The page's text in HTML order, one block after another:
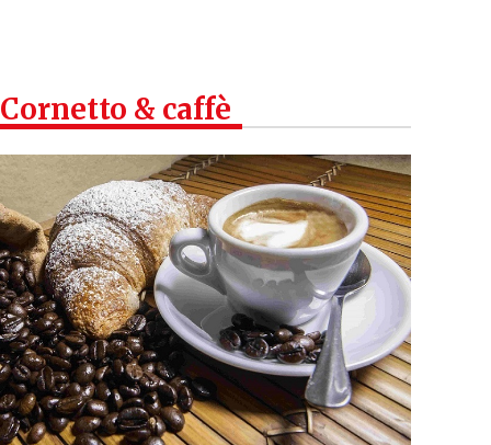
Cornetto & caffè